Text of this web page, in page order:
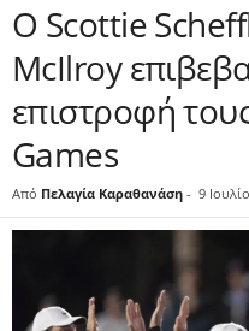
Ο Scottie
McIlroy
επιστροφή
Games
Από Πελαγία Καραθανάση - 9